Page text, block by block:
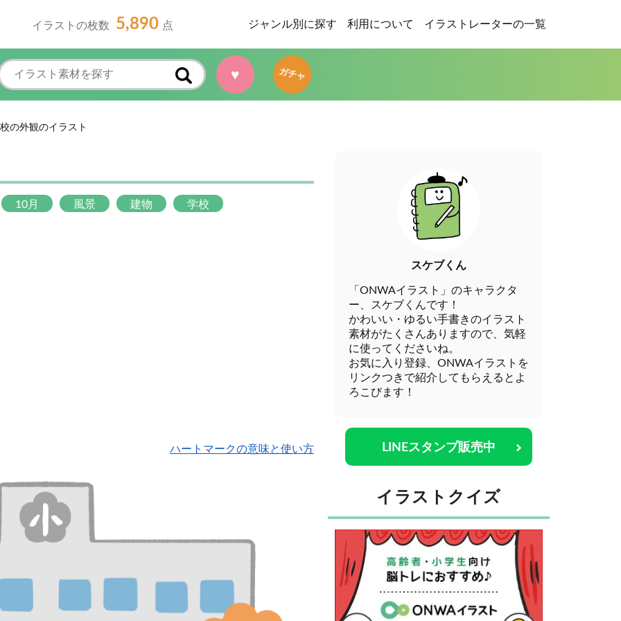
イラストの枚数 5,890 点 ジャンル別に探す 利用について イラストレーターの一覧
♥ ガチャ
の外観のイラスト
10月 風景 建物 学校
ハートマークの意味と使い方
スケブくん
「ONWAイラスト」のキャラクタ
ー、スケブくんです！
かわいい・ゆるい手書きのイラスト
素材がたくさんありますので、気軽
に使ってくださいね。
お気に入り登録、ONWAイラストを
リンクつきで紹介してもらえるとよ
ろこびます！
LINEスタンプ販売中
イラストクイズ